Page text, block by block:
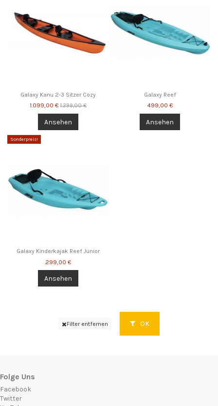
Galaxy Kanu 2-3 Sitzer Cozy
1.099,00 € 1.299,00 €
Ansehen
Galaxy Reef
499,00 €
Ansehen
Sonderpreis!
Galaxy Kinderkajak Reef Junior
299,00 €
Ansehen
Filter entfernen OK
Folge Uns
Facebook
Twitter